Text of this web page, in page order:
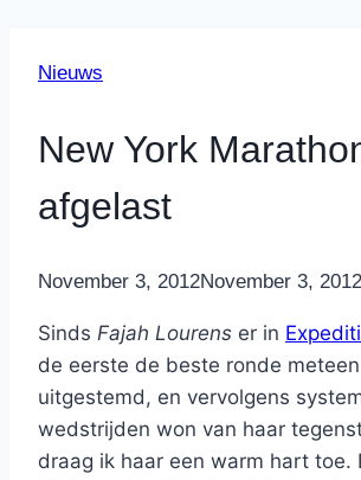
Nieuws
New York
afgelast
ByNicole
November 3, 2012November 3, 2012
Sinds Fajah Lourens er in
de eerste de beste ronde
uitgestemd, en vervolgens
wedstrijden won van haar
draag ik haar een warm hart toe.